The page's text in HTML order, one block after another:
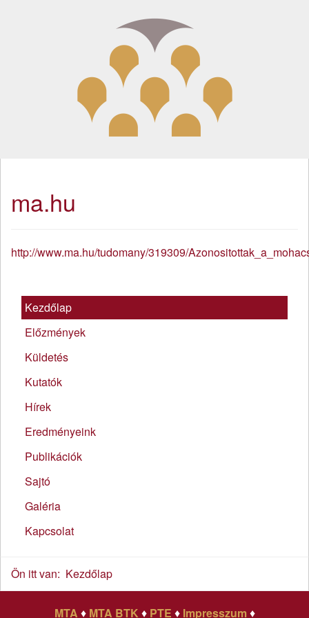
ma.hu
http://www.ma.hu/tudomany/319309/
Kezdőlap
Előzmények
Küldetés
Kutatók
Hírek
Eredményeink
Publikációk
Sajtó
Galéria
Kapcsolat
Ön itt van: Kezdőlap
MTA ♦ MTA BTK ♦ PTE ♦ Impresszum♦